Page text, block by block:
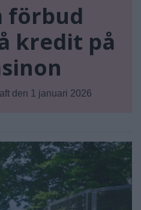
förbud
kredit på
den 1 januari 2026